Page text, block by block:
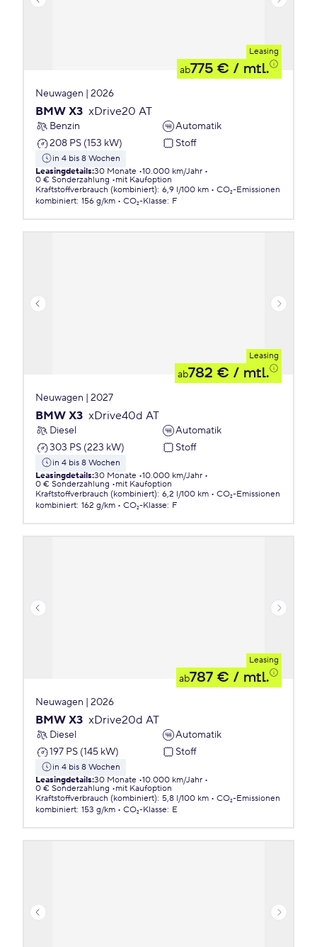
Leasing
ab775 € / mtl.
Neuwagen | 2026
BMW X3 xDrive20 AT
Benzin
Automatik
208 PS (153 kW)
Stoff
in 4 bis 8 Wochen
Leasingdetails:30 Monate 10.000 km/Jahr
0 € Sonderzahlung
mit Kaufoption
Kraftstoffverbrauch (kombiniert): 6,9 l/100 km
CO₂-Emissionen
kombiniert: 156 g/km CO₂-Klasse: F
Leasing
ab782 € / mtl.
Neuwagen | 2027
BMW X3 xDrive40d AT
Diesel
Automatik
303 PS (223 kW)
Stoff
in 4 bis 8 Wochen
Leasingdetails:30 Monate 10.000 km/Jahr
0 € Sonderzahlung
mit Kaufoption
Kraftstoffverbrauch (kombiniert): 6,2 l/100 km
CO₂-Emissionen
kombiniert: 162 g/km CO₂-Klasse: F
Leasing
ab787 € / mtl.
Neuwagen | 2026
BMW X3 xDrive20d AT
Diesel
Automatik
197 PS (145 kW)
Stoff
in 4 bis 8 Wochen
Leasingdetails:30 Monate 10.000 km/Jahr
0 € Sonderzahlung
mit Kaufoption
Kraftstoffverbrauch (kombiniert): 5,8 l/100 km
CO₂-Emissionen
kombiniert: 153 g/km CO₂-Klasse: E